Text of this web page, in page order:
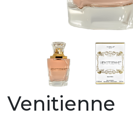
Venitienne